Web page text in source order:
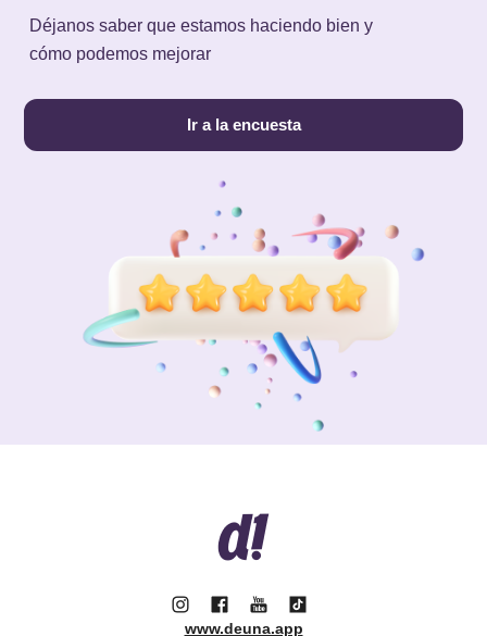
Déjanos saber que estamos haciendo bien y
cómo podemos mejorar
Ir a la encuesta
www.deuna.app